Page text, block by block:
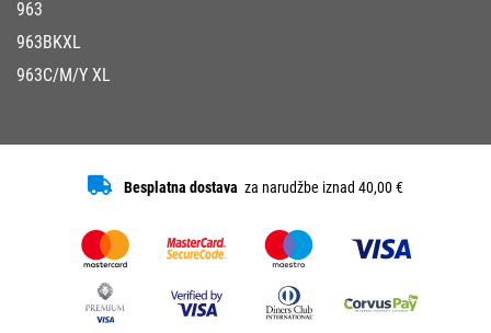
963
963BKXL
963C/M/Y XL
Besplatna dostava za narudžbe iznad 40,00 €